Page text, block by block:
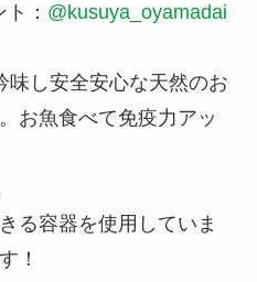
： @kusuya_oyamadai
味し安全安心な天然のお
お魚食べて免疫力アッ
る容器を使用していま
！